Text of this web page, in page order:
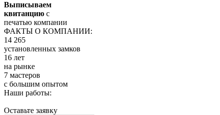
Выписываем
квитанцию с
печатью компании
ФАКТЫ О КОМПАНИИ:
14 265
установленных замков
16 лет
на рынке
7 мастеров
с большим опытом
Наши работы:
Оставьте заявку